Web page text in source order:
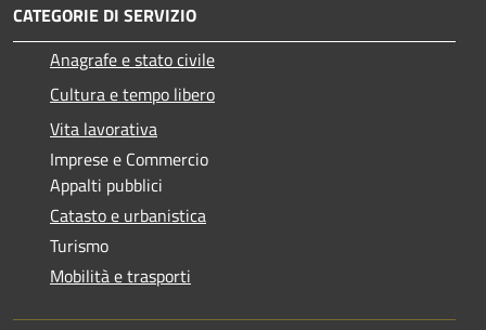
CATEGORIE DI SERVIZIO
Anagrafe e stato civile
Cultura e tempo libero
Vita lavorativa
Imprese e Commercio
Appalti pubblici
Catasto e urbanistica
Turismo
Mobilità e trasporti